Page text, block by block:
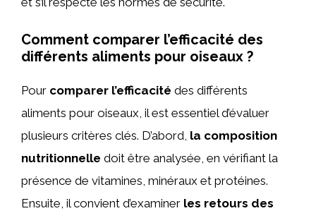
Comment comparer l’efficacité des
différents aliments pour oiseaux ?
Pour comparer l’efficacité des différents
aliments pour oiseaux, il est essentiel d’évaluer
plusieurs critères clés. D’abord, la composition
nutritionnelle doit être analysée, en vérifiant la
présence de vitamines, minéraux et protéines.
Ensuite, il convient d’examiner les retours des